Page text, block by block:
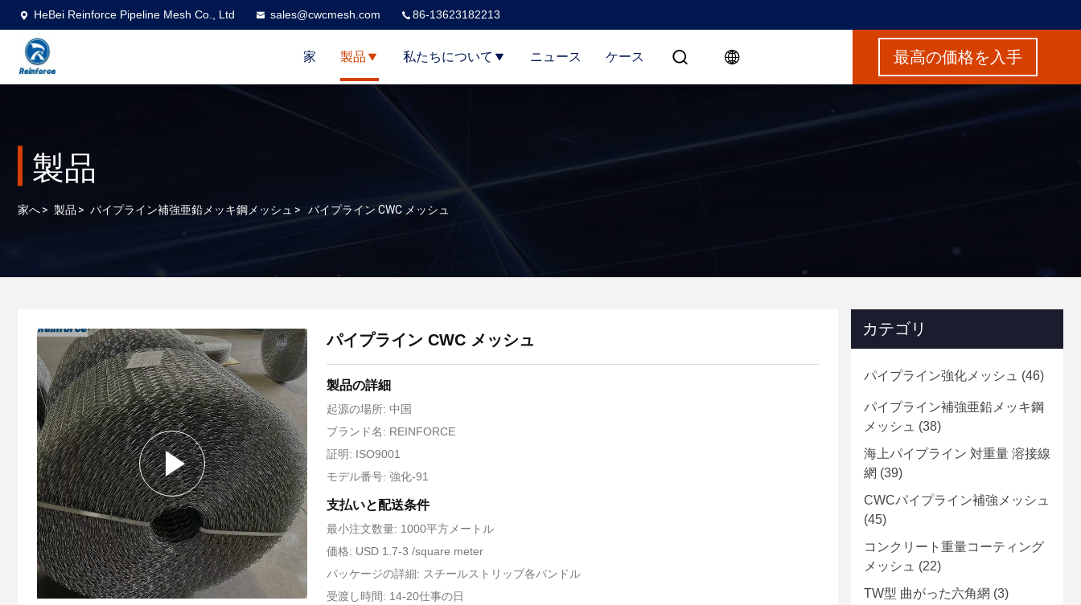
HeBei Reinforce Pipeline Mesh Co., Ltd sales@cwcmesh.com 86-13623182213
家 製品 私たちについて ニュース ケース 最高の価格を入手
製品
家へ> 製品 > パイプライン補強亜鉛メッキ鋼メッシュ > パイプライン CWC メッシュ
パイプライン CWC メッシュ
製品の詳細
起源の場所: 中国
ブランド名: REINFORCE
証明: ISO9001
モデル番号: 強化-91
支払いと配送条件
最小注文数量: 1000平方メートル
価格: USD 1.7-3 /square meter
パッケージの詳細: スチールストリップ各バンドル
受渡し時間: 14-20仕事の日
カテゴリ
パイプライン強化メッシュ (46)
パイプライン補強亜鉛メッキ鋼
メッシュ (38)
海上パイプライン 対重量 溶接線
網 (39)
CWCパイプライン補強メッシュ
(45)
コンクリート重量コーティング
メッシュ (22)
TW型 曲がった六角網 (3)